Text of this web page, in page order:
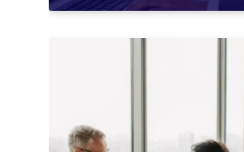
WALLONIE SUR LA
TRANSMISSION